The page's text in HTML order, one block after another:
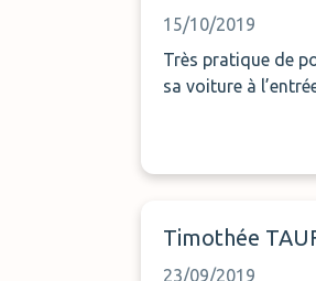
15/10/2019
Très pratique de
sa voiture à
Timothée
23/09/2019